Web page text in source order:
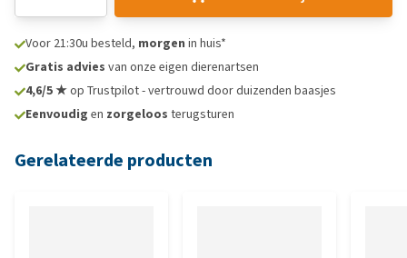
Voor 21:30u besteld, morgen in huis*
Gratis advies van onze eigen dierenartsen
4,6/5 ★op Trustpilot - vertrouwd door duizenden baasjes
Eenvoudig en zorgeloos terugsturen
Gerelateerde producten